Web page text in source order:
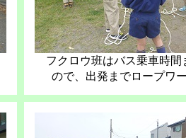
フクロウ班はバス乗車時間
ので、出発までロープワ